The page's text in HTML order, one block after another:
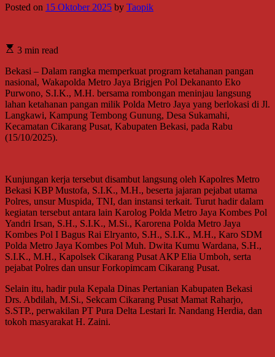
Posted on 15 Oktober 2025 by Taopik
3 min read
Bekasi – Dalam rangka memperkuat program ketahanan pangan
nasional, Wakapolda Metro Jaya Brigjen Pol Dekananto Eko
Purwono, S.I.K., M.H. bersama rombongan meninjau langsung
lahan ketahanan pangan milik Polda Metro Jaya yang berlokasi di Jl.
Langkawi, Kampung Tembong Gunung, Desa Sukamahi,
Kecamatan Cikarang Pusat, Kabupaten Bekasi, pada Rabu
(15/10/2025).
Kunjungan kerja tersebut disambut langsung oleh Kapolres Metro
Bekasi KBP Mustofa, S.I.K., M.H., beserta jajaran pejabat utama
Polres, unsur Muspida, TNI, dan instansi terkait. Turut hadir dalam
kegiatan tersebut antara lain Karolog Polda Metro Jaya Kombes Pol
Yandri Irsan, S.H., S.I.K., M.Si., Karorena Polda Metro Jaya
Kombes Pol I Bagus Rai Elryanto, S.H., S.I.K., M.H., Karo SDM
Polda Metro Jaya Kombes Pol Muh. Dwita Kumu Wardana, S.H.,
S.I.K., M.H., Kapolsek Cikarang Pusat AKP Elia Umboh, serta
pejabat Polres dan unsur Forkopimcam Cikarang Pusat.
Selain itu, hadir pula Kepala Dinas Pertanian Kabupaten Bekasi
Drs. Abdilah, M.Si., Sekcam Cikarang Pusat Mamat Raharjo,
S.STP., perwakilan PT Pura Delta Lestari Ir. Nandang Herdia, dan
tokoh masyarakat H. Zaini.